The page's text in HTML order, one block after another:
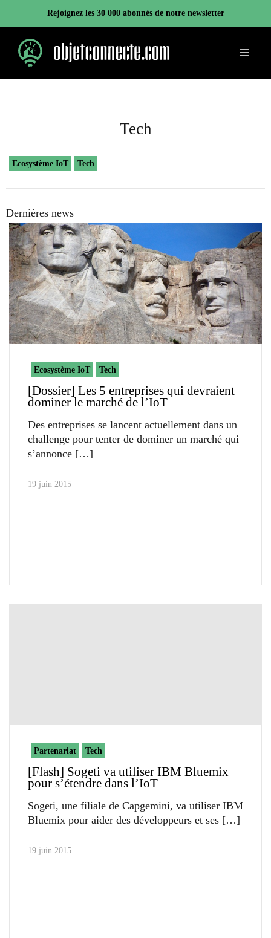
contenu
Rejoignez les 30 000 abonnés de notre newsletter
Menu
Tech
Ecosystème IoT Tech
Dernières news
Ecosystème IoT Tech
[Dossier] Les 5 entreprises qui devraient
dominer le marché de l’IoT
Des entreprises se lancent actuellement dans un
challenge pour tenter de dominer un marché qui
s’annonce
19 juin 2015
Partenariat Tech
[Flash] Sogeti va utiliser IBM Bluemix
pour s’étendre dans l’IoT
Sogeti, une filiale de Capgemini, va utiliser IBM
Bluemix pour aider des développeurs et ses
19 juin 2015